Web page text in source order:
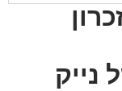
נייק